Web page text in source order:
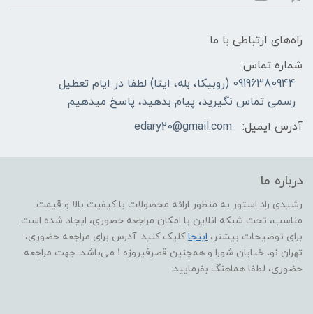
راه‌های ارتباطی با ما
شماره تماس:
09196380944 (روبیکا، بله، ایتا) لطفا در ایام تعطیل
رسمی تماس نگیرید، پیام بدهید، پاسخ میدهیم
آدرس ایمیل:
edary20@gmail.com
درباره ما
رشیدی راد استور به منظور ارائه محصولات با کیفیت بالا و قیمت
مناسب، تحت شبکه انلاین با امکان مراجعه حضوری، ایجاد شده است.
برای توضیحات بیشتر، اینجاکلیک کنید. آدرس برای مراجعه حضوری،
تهران نو، خیابان شورا و همچنین قصرفیروزه 1 می‌باشد. جهت مراجعه
حضوری، لطفا هماهنگ بفرمایید.